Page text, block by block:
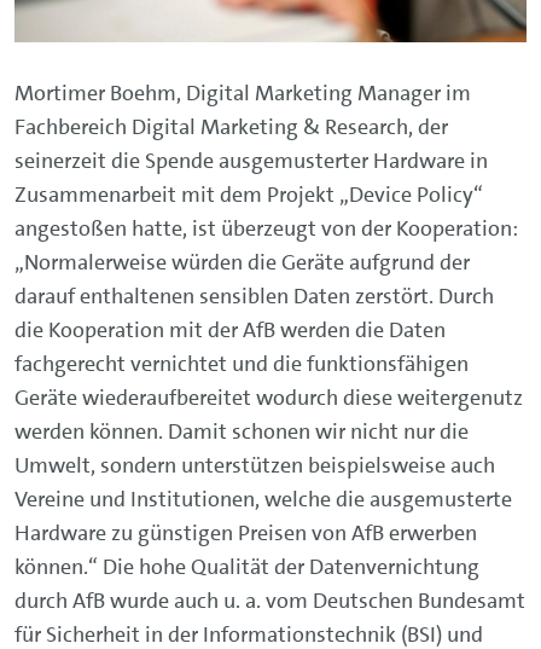
Mortimer Boehm, Digital Marketing Manager im
Fachbereich Digital Marketing & Research, der
seinerzeit die Spende ausgemusterter Hardware in
Zusammenarbeit mit dem Projekt „Device Policy“
angestoßen hatte, ist überzeugt von der Kooperation:
„Normalerweise würden die Geräte aufgrund der
darauf enthaltenen sensiblen Daten zerstört. Durch
die Kooperation mit der AfB werden die Daten
fachgerecht vernichtet und die funktionsfähigen
Geräte wiederaufbereitet wodurch diese weitergenutz
werden können. Damit schonen wir nicht nur die
Umwelt, sondern unterstützen beispielsweise auch
Vereine und Institutionen, welche die ausgemusterte
Hardware zu günstigen Preisen von AfB erwerben
können.“ Die hohe Qualität der Datenvernichtung
durch AfB wurde auch u. a. vom Deutschen Bundesamt
für Sicherheit in der Informationstechnik (BSI) und